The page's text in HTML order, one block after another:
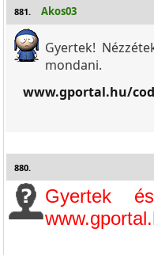
881. Akos03
Gyertek!
mondani.
www.gportal.hu/
880.
Gyertek